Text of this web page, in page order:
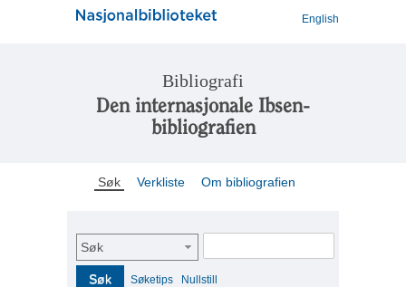
English
Bibliografi
Den internasjonale Ibsen-
bibliografien
Søk Verkliste Om bibliografien
Søk
Søk Søketips Nullstill